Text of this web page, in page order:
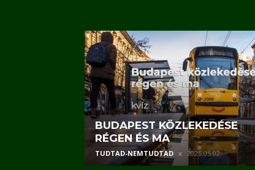
BUDAPEST KÖZLEKEDÉSE
RÉGEN ÉS MA
TUDTAD-NEMTUDTAD 2025.05.02.